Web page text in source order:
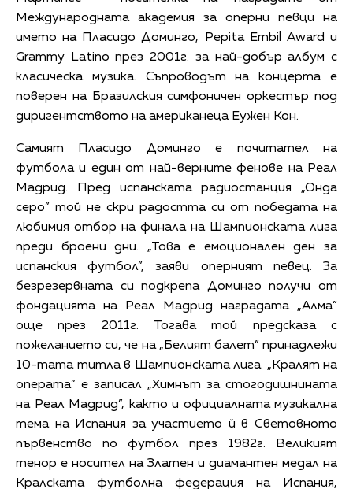
Международната академия за оперни певци на
името на Пласидо Доминго, Pepita Embil Award и
Grammy Latino през 2001г. за най-добър албум с
класическа музика. Съпроводът на концерта е
поверен на Бразилския симфоничен оркестър под
диригентството на американеца Еужен Кон.
Самият Пласидо Доминго е почитател на
футбола и един от най-верните фенове на Реал
Мадрид. Пред испанската радиостанция „Онда
серо” той не скри радостта си от победата на
любимия отбор на финала на Шампионската лига
преди броени дни. „Това е емоционален ден за
испанския футбол”, заяви оперният певец. За
безрезервната си подкрепа Доминго получи от
фондацията на Реал Мадрид наградата „Алма”
още през 2011г. Тогава той предсказа с
пожеланието си, че на „Белият балет” принадлежи
10-тата титла в Шампионската лига. „Кралят на
операта” е записал „Химнът за стогодишнината
на Реал Мадрид”, както и официалната музикална
тема на Испания за участието й в Световното
първенство по футбол през 1982г. Великият
тенор е носител на Златен и диамантен медал на
Кралската футболна федерация на Испания,